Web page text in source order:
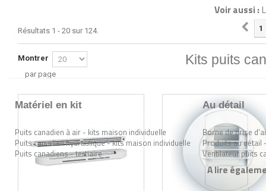
Voir aussi :
Kits puits
Matériel en kit
Puits canadien à air - kits maison individuelle
Puits canadien hydraulique - kits maison individuelle
Puits canadiens - tertiaire
Au détail
Borne de prise
Produits au détail
Ventilateur puits
A lire
Résultats 1 - 20 sur 124. 1
Montrer
par page